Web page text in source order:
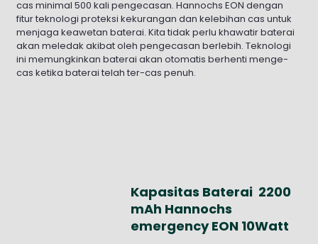
cas minimal 500 kali pengecasan. Hannochs EON dengan
fitur teknologi proteksi kekurangan dan kelebihan cas untuk
menjaga keawetan baterai. Kita tidak perlu khawatir baterai
akan meledak akibat oleh pengecasan berlebih. Teknologi
ini memungkinkan baterai akan otomatis berhenti menge-
cas ketika baterai telah ter-cas penuh.
Kapasitas Baterai 2200
mAh Hannochs
emergency EON 10Watt